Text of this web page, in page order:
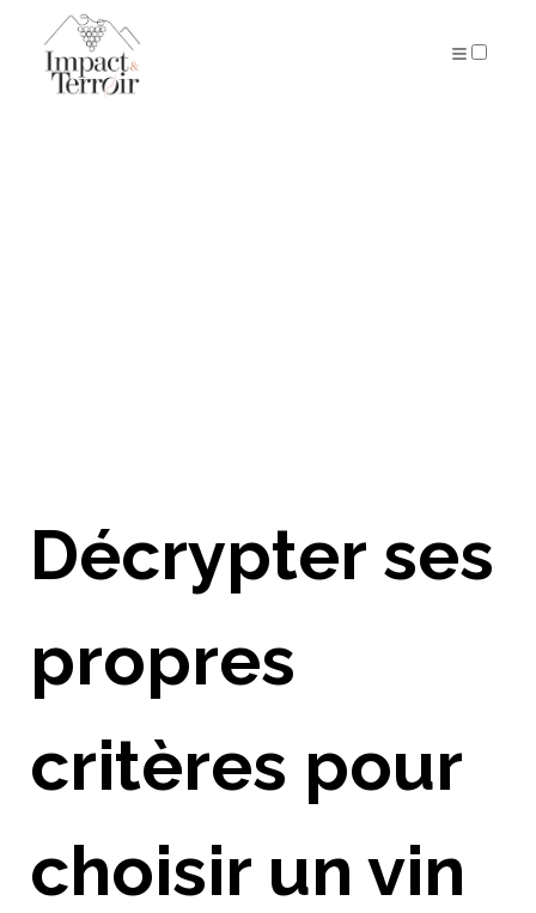
Décrypter ses
propres
critères pour
choisir un vin